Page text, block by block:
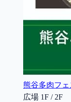
熊谷多肉フェ
広場 1F / 2F